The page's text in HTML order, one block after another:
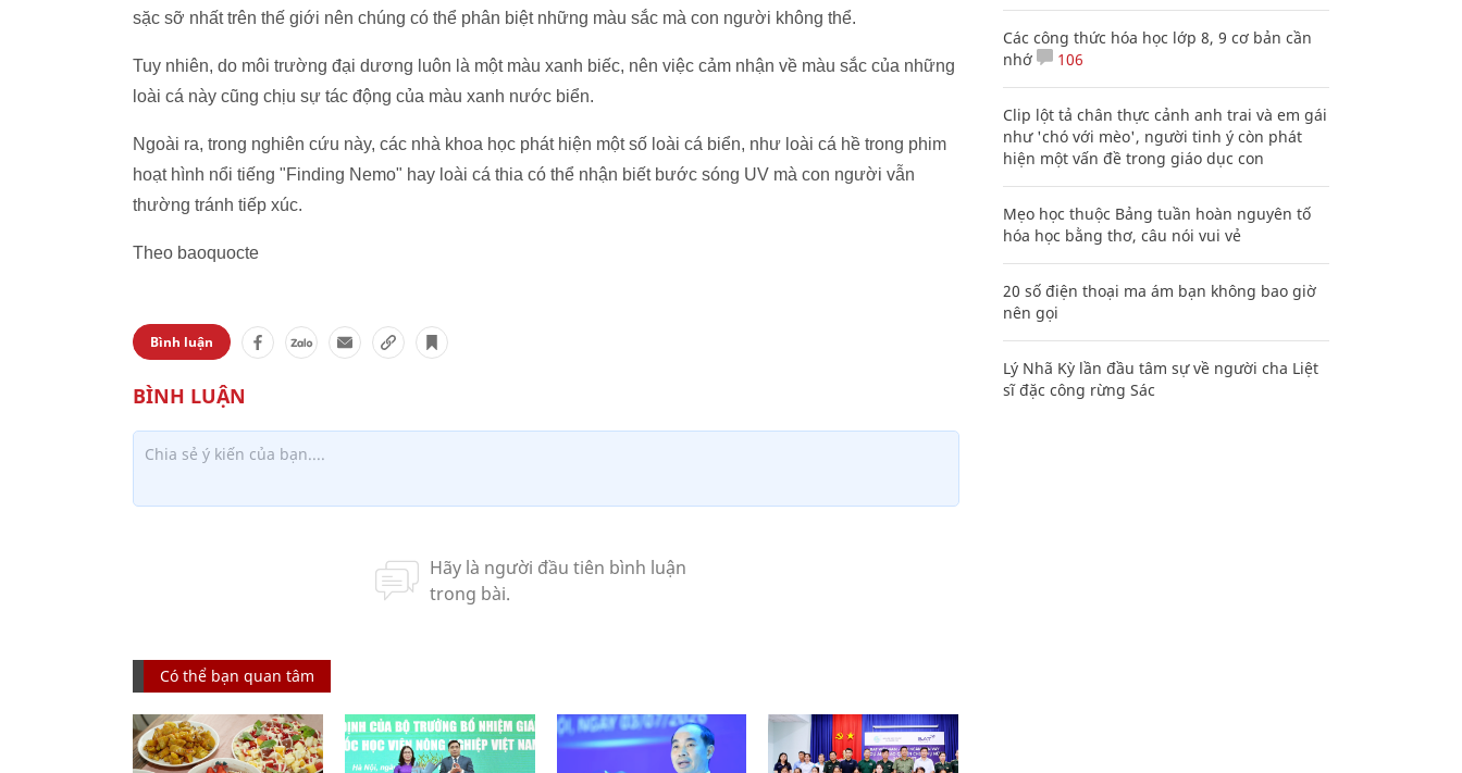
sặc sỡ nhất trên thế giới nên chúng có thể phân biệt những màu sắc mà con người không thể.
Tuy nhiên, do môi trường đại dương luôn là một màu xanh biếc, nên việc cảm nhận về màu sắc của những
loài cá này cũng chịu sự tác động của màu xanh nước biển.
Ngoài ra, trong nghiên cứu này, các nhà khoa học phát hiện một số loài cá biển, như loài cá hề trong phim
hoạt hình nổi tiếng "Finding Nemo" hay loài cá thia có thể nhận biết bước sóng UV mà con người vẫn
thường tránh tiếp xúc.
Theo baoquocte
Bình luận
Có thể bạn quan tâm
Các công thức hóa học lớp 8, 9 cơ bản cần
nhớ
106
Clip lột tả chân thực cảnh anh trai và em gái
như 'chó với mèo', người tinh ý còn phát
hiện một vấn đề trong giáo dục con
Mẹo học thuộc Bảng tuần hoàn nguyên tố
hóa học bằng thơ, câu nói vui vẻ
20 số điện thoại ma ám bạn không bao giờ
nên gọi
Lý Nhã Kỳ lần đầu tâm sự về người cha Liệt
sĩ đặc công rừng Sác